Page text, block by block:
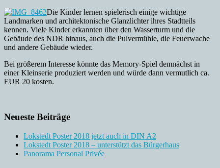
Die Kinder lernen spielerisch einige wichtige
Landmarken und architektonische Glanzlichter ihres Stadtteils
kennen. Viele Kinder erkannten über den Wasserturm und die
Gebäude des NDR hinaus, auch die Pulvermühle, die Feuerwache
und andere Gebäude wieder.
Bei größerem Interesse könnte das Memory-Spiel demnächst in
einer Kleinserie produziert werden und würde dann vermutlich ca.
EUR 20 kosten.
Neueste Beiträge
Lokstedt Poster 2018 jetzt auch in DIN A2
Lokstedt Poster 2018 – unterstützt das Bürgerhaus
Panorama Personal Privée